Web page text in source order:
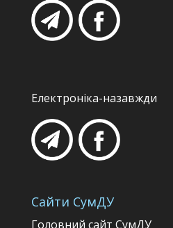
Електроніка-назавжди
Сайти СумДУ
Головний сайт СумДУ